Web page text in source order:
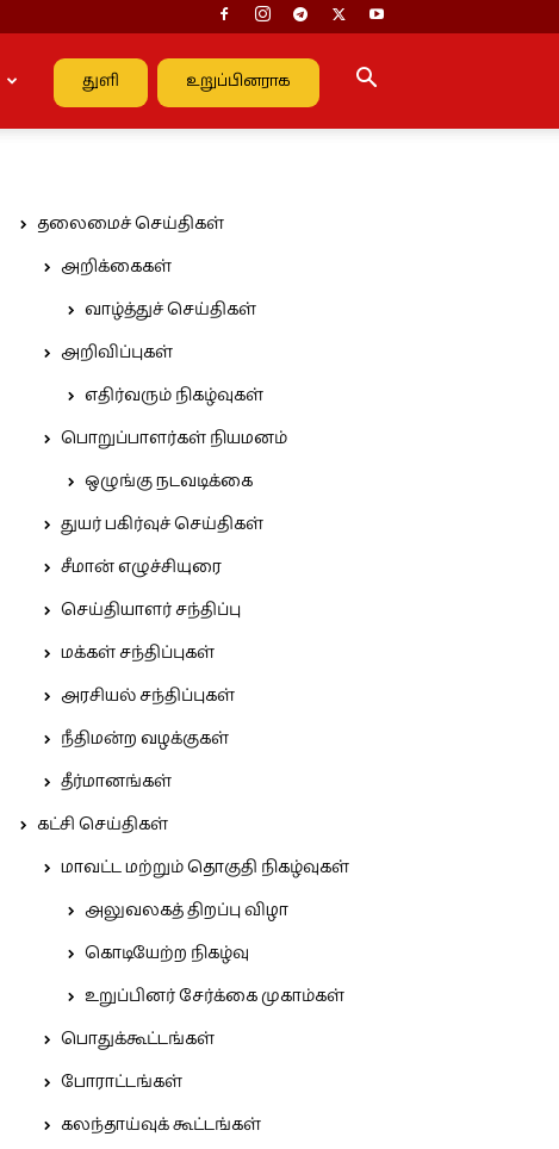
துளி உறுப்பினராக
தலைமைச் செய்திகள்
அறிக்கைகள்
வாழ்த்துச் செய்திகள்
அறிவிப்புகள்
எதிர்வரும் நிகழ்வுகள்
பொறுப்பாளர்கள் நியமனம்
ஒழுங்கு நடவடிக்கை
துயர் பகிர்வுச் செய்திகள்
சீமான் எழுச்சியுரை
செய்தியாளர் சந்திப்பு
மக்கள் சந்திப்புகள்
அரசியல் சந்திப்புகள்
நீதிமன்ற வழக்குகள்
தீர்மானங்கள்
கட்சி செய்திகள்
மாவட்ட மற்றும் தொகுதி நிகழ்வுகள்
அலுவலகத் திறப்பு விழா
கொடியேற்ற நிகழ்வு
உறுப்பினர் சேர்க்கை முகாம்கள்
பொதுக்கூட்டங்கள்
போராட்டங்கள்
கலந்தாய்வுக் கூட்டங்கள்